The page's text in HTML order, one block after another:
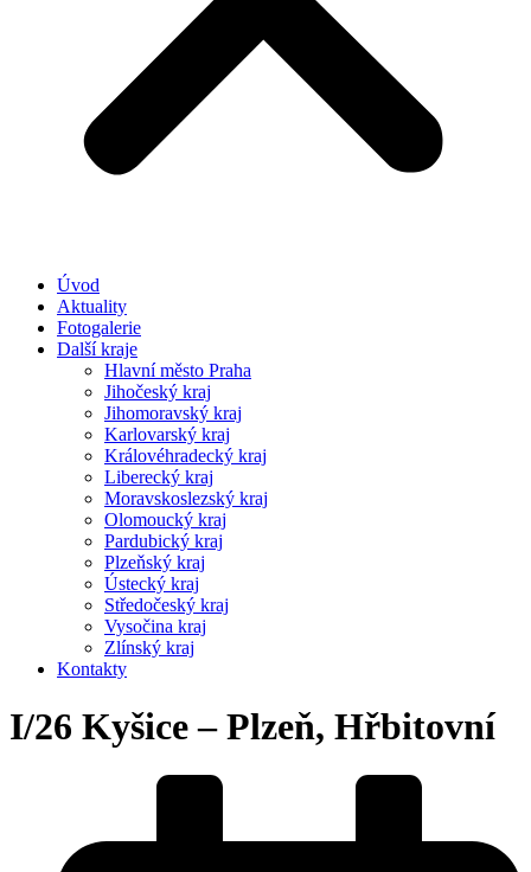
Úvod
Aktuality
Fotogalerie
Další kraje
Hlavní město Praha
Jihočeský kraj
Jihomoravský kraj
Karlovarský kraj
Královéhradecký kraj
Liberecký kraj
Moravskoslezský kraj
Olomoucký kraj
Pardubický kraj
Plzeňský kraj
Ústecký kraj
Středočeský kraj
Vysočina kraj
Zlínský kraj
Kontakty
I/26 Kyšice – Plzeň, Hřbitovní